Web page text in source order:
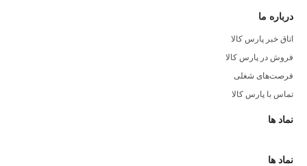
درباره ما
اتاق خبر پارس کالا
فروش در پارس کالا
فرصت‌های شغلی
تماس با پارس کالا
نماد ها
نماد ها